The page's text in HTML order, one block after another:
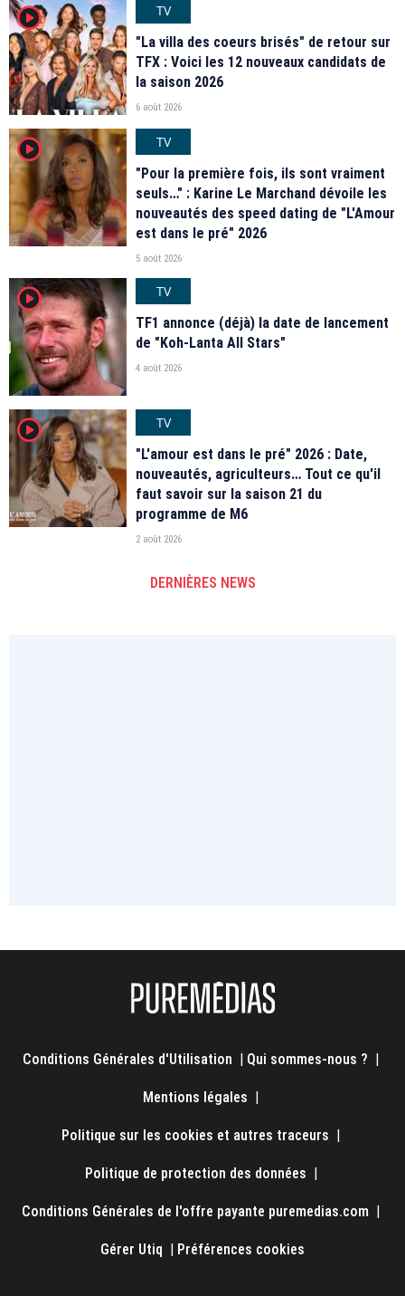
player2
TV
"La villa des coeurs brisés" de retour sur
TFX : Voici les 12 nouveaux candidats de
la saison 2026
6 août 2026
player2
TV
"Pour la première fois, ils sont vraiment
seuls…" : Karine Le Marchand dévoile les
nouveautés des speed dating de "L'Amour
est dans le pré" 2026
5 août 2026
player2
TV
TF1 annonce (déjà) la date de lancement
de "Koh-Lanta All Stars"
4 août 2026
player2
TV
"L'amour est dans le pré" 2026 : Date,
nouveautés, agriculteurs… Tout ce qu'il
faut savoir sur la saison 21 du
programme de M6
2 août 2026
DERNIÈRES NEWS
Conditions Générales d'Utilisation | Qui sommes-nous ? |
Mentions légales |
Politique sur les cookies et autres traceurs |
Politique de protection des données |
Conditions Générales de l'offre payante puremedias.com |
Gérer Utiq | Préférences cookies